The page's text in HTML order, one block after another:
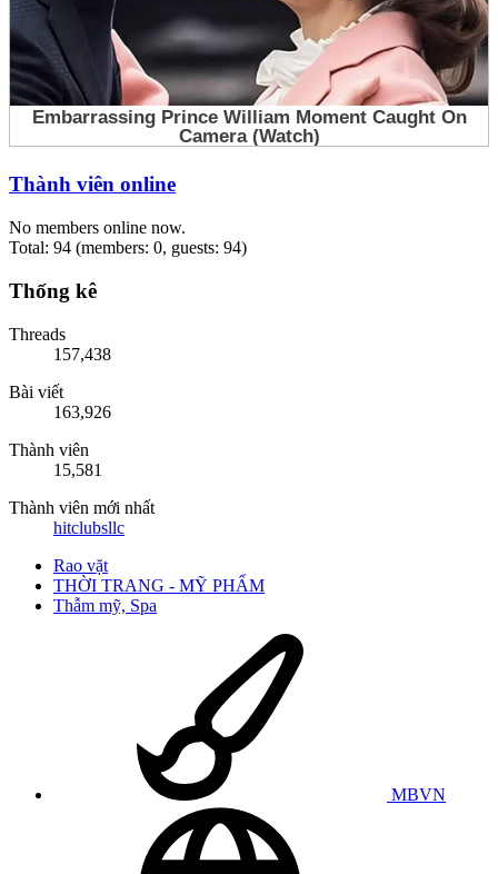
Thành viên online
No members online now.
Total: 94 (members: 0, guests: 94)
Thống kê
Threads
157,438
Bài viết
163,926
Thành viên
15,581
Thành viên mới nhất
hitclubsllc
Rao vặt
THỜI TRANG - MỸ PHẨM
Thẫm mỹ, Spa
MBVN